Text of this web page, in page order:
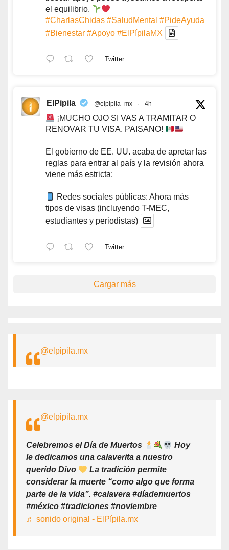
el equilibrio.
#CharlasChidas #SaludMental #PideAyuda
#Bienestar #Apoyo #ElPípilaMX
Twitter
ElPipila @elpipila_mx · 4h
¡MUCHO OJO SI VAS A TRAMITAR O
RENOVAR TU VISA, PAISANO!
El gobierno de EE. UU. acaba de apretar las
reglas para entrar al país y la revisión ahora
viene más estricta:
Redes sociales públicas: Ahora más
tipos de visas (incluyendo T-MEC,
estudiantes y periodistas)
Twitter
Cargar más
@elpipila.mx
@elpipila.mx
Celebremos el Día de Muertos
Hoy
le dedicamos una calaverita a nuestro
querido Divo
La tradición permite
considerar la muerte “como algo que forma
parte de la vida”. #calavera #díademuertos
#méxico #tradiciones #noviembre
♬ sonido original - ElPípila.mx